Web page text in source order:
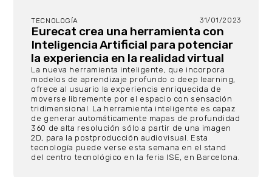
TECNOLOGÍA 31/01/2023
Eurecat crea una herramienta con
Inteligencia Artificial para potenciar
la experiencia en la realidad virtual
La nueva herramienta inteligente, que incorpora
modelos de aprendizaje profundo o deep learning,
ofrece al usuario la experiencia enriquecida de
moverse libremente por el espacio con sensación
tridimensional. La herramienta inteligente es capaz
de generar automáticamente mapas de profundidad
360 de alta resolución sólo a partir de una imagen
2D, para la postproducción audiovisual. Esta
tecnología puede verse esta semana en el stand
del centro tecnológico en la feria ISE, en Barcelona.